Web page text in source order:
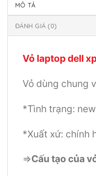
MÔ TẢ
ĐÁNH GIÁ (0)
Vỏ laptop dell
Vỏ dùng chung
*Tình trạng:
*Xuất xứ: chính
=>Cấu tạo của